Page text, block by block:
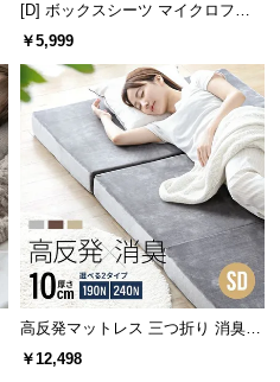
[D] ボックスシーツ マイクロファ
イバー
￥5,999
高反発マットレス 三つ折り 消臭
スタンダード 厚さ10cm SD
￥12,498